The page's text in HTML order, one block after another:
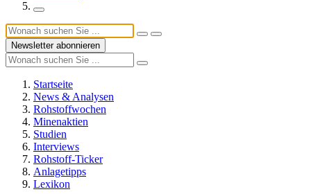
Newsletter abonnieren
Startseite
News & Analysen
Rohstoffwochen
Minenaktien
Studien
Interviews
Rohstoff-Ticker
Anlagetipps
Lexikon